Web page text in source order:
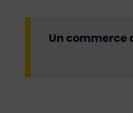
Un commerce